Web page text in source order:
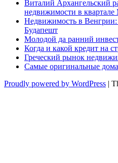
Виталий Архангельский
недвижимости в квартале
Недвижимость в Венгрии:
Будапешт
Молодой да ранний
Когда и какой кредит на
Греческий рынок
Самые оригинальные
Proudly powered by WordPress |